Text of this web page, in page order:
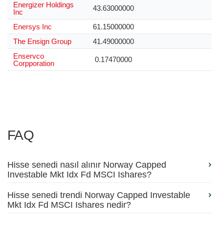
Energizer Holdings
Inc
43.63000000
Enersys Inc
61.15000000
The Ensign Group
41.49000000
Enservco
Corpporation
0.17470000
FAQ
Hisse senedi nasıl alınır Norway Capped
Investable Mkt Idx Fd MSCI Ishares?
Hisse senedi trendi Norway Capped Investable
Mkt Idx Fd MSCI Ishares nedir?